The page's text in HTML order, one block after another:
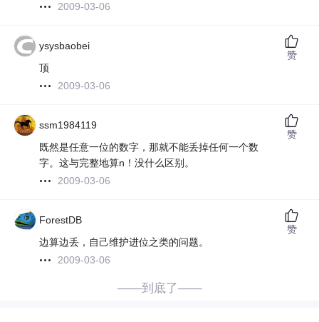
2009-03-06
ysysbaobei
顶
2009-03-06
赞
ssm1984119
既然是任意一位的数字，那就不能丢掉任何一个数
字。这与完整地算n！没什么区别。
2009-03-06
赞
ForestDB
边算边丢，自己维护进位之类的问题。
2009-03-06
赞
——到底了——